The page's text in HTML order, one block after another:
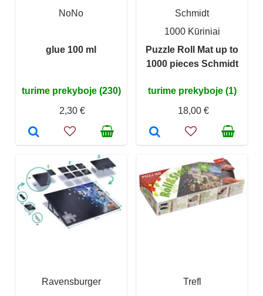
NoNo
glue 100 ml
turime prekyboje (230)
2,30 €
Schmidt
1000 Kūriniai
Puzzle Roll Mat up to
1000 pieces Schmidt
turime prekyboje (1)
18,00 €
Ravensburger
Trefl